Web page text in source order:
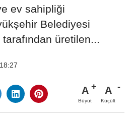
ev sahipliği
Belediyesi
üretilen...
A
Büyüt
A
Küçült